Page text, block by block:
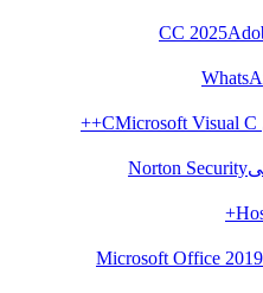
Microsoft Visual C++
Norton Security